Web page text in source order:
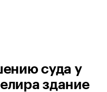
суда у
здание